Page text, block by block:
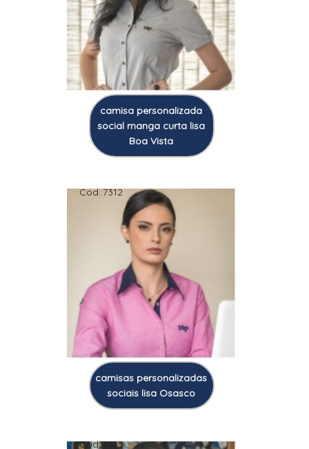
camisa personalizada
social manga curta lisa
Boa Vista
Cod.:7312
camisas personalizadas
sociais lisa Osasco
Cod.:7313